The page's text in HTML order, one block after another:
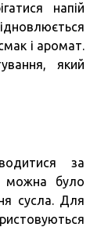
напій
і аромат.
який
за
можна було
сусла. Для